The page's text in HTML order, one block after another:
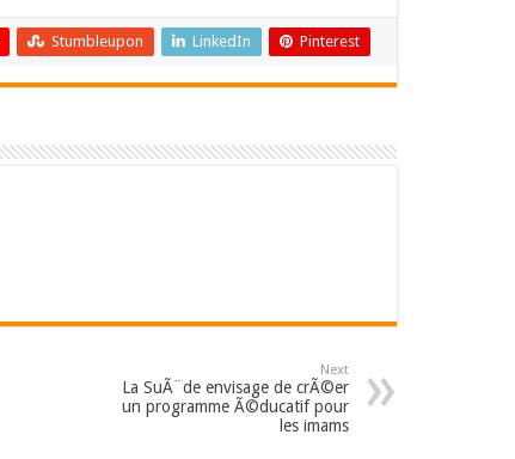
Stumbleupon LinkedIn Pinterest
Next
La SuÃ¨de envisage de crÃ©er
un programme Ã©ducatif pour
les imams